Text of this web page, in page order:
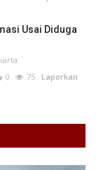
Usai Diduga
0 75 Laporkan